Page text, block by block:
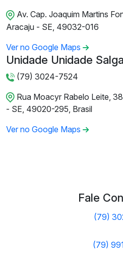
Av. Cap. Joaquim Martins
Aracaju - SE, 49032-016
Ver no Google Maps
Unidade Unidade
(79) 3024-7524
Rua Moacyr Rabelo Leite,
- SE, 49020-295, Brasil
Ver no Google Maps
Fale
(79)
(79)